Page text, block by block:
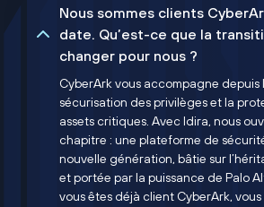
Nous sommes clients
date. Qu’est-ce que la
changer pour nous ?
CyberArk vous accompagne depuis
sécurisation des privilèges et la
assets critiques. Avec Idira, nous
chapitre : une plateforme de
nouvelle génération, bâtie sur
et portée par la puissance de Palo
vous êtes déjà client CyberArk,